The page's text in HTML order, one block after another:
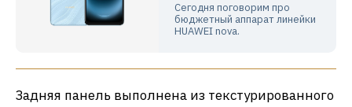
Сегодня поговорим про
бюджетный аппарат линейки
HUAWEI nova.
Задняя панель выполнена из текстурированного